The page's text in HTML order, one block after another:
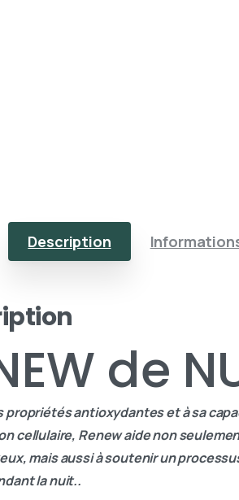
Description
de
propriétés antioxydantes et à sa
cellulaire, Renew aide non
mais aussi à soutenir un
la nuit..